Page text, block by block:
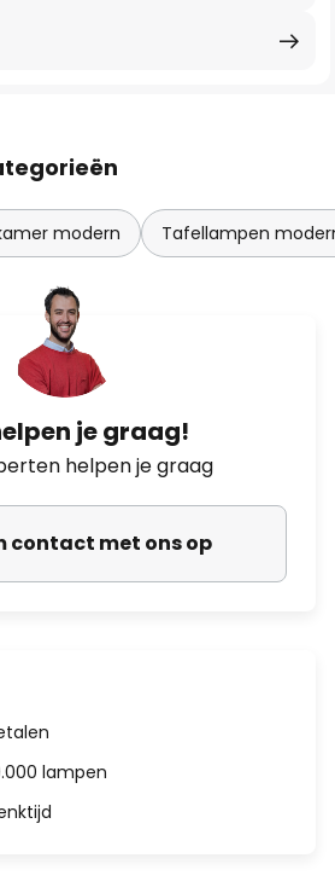
modern Tafellampen
je graag!
helpen je graag
contact met ons op
lampen